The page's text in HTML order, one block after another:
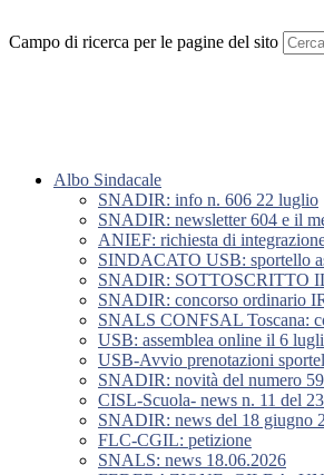
Campo di ricerca per le pagine del sito
Albo Sindacale
SNADIR: info n. 606 22 luglio
SNADIR: newsletter 604 e il
ANIEF: richiesta di
SINDACATO USB: sportello
SNADIR: SOTTOSCRITTO
SNADIR: concorso ordinario
SNALS CONFSAL Toscana:
USB: assemblea online il 6
USB-Avvio prenotazioni
SNADIR: novità del numero
CISL-Scuola- news n. 11 del
SNADIR: news del 18 giugno
FLC-CGIL: petizione
SNALS: news 18.06.2026